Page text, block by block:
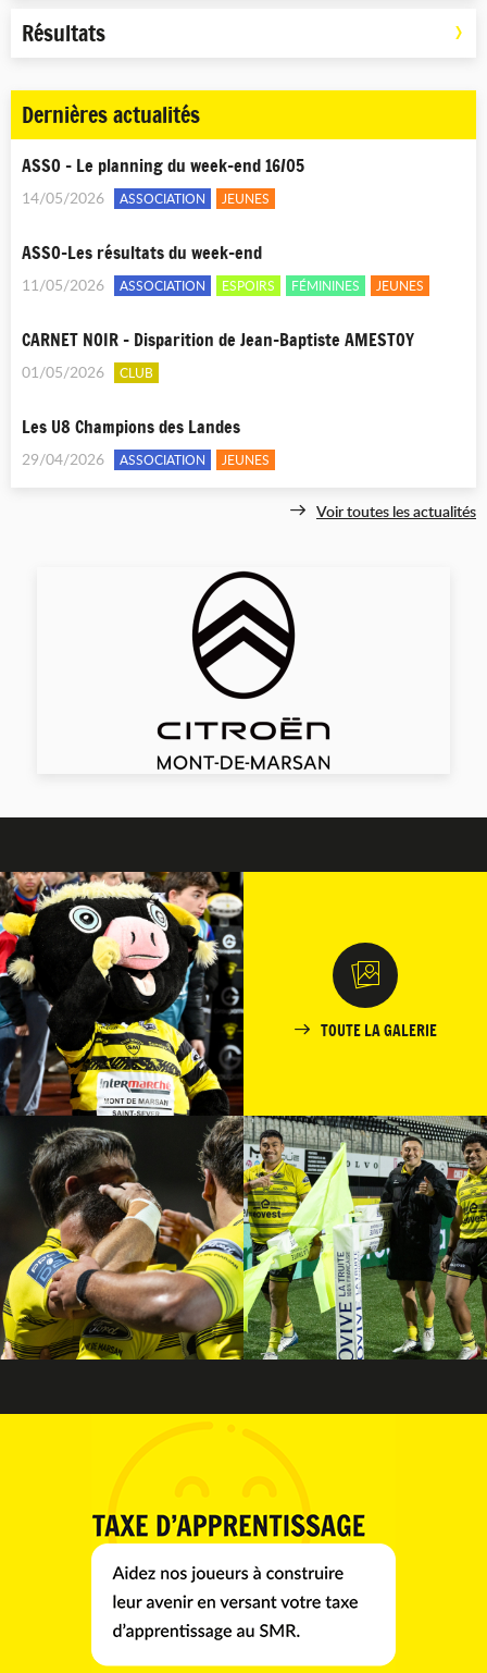
Résultats
Dernières actualités
ASSO - Le planning du week-end 16/05
14/05/2026 ASSOCIATION JEUNES
ASSO-Les résultats du week-end
11/05/2026 ASSOCIATION ESPOIRS FÉMININES JEUNES
CARNET NOIR - Disparition de Jean-Baptiste AMESTOY
01/05/2026 CLUB
Les U8 Champions des Landes
29/04/2026 ASSOCIATION JEUNES
Voir toutes les actualités
TOUTE LA GALERIE